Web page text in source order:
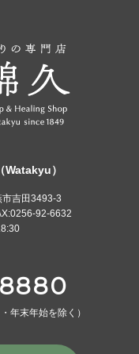
）
市吉田3493-3
92-6632
年末年始を除く）